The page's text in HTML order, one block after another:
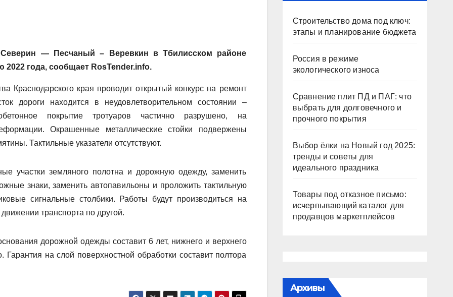
— Песчаный – Веревкин в Тбилисском районе
года, сообщает RosTender.info.
Краснодарского края проводит открытый конкурс на ремонт
дороги находится в неудовлетворительном состоянии –
покрытие тротуаров частично разрушено, на
Окрашенные металлические стойки подвержены
Тактильные указатели отсутствуют.
участки земляного полотна и дорожную одежду, заменить
знаки, заменить автопавильоны и проложить тактильную
сигнальные столбики. Работы будут производиться на
транспорта по другой.
дорожной одежды составит 6 лет, нижнего и верхнего
на слой поверхностной обработки составит полтора
Строительство дома под ключ:
этапы и планирование бюджета
Россия в режиме
экологического износа
Сравнение плит ПД и ПАГ: что
выбрать для долговечного и
прочного покрытия
Выбор ёлки на Новый год 2025:
тренды и советы для
идеального праздника
Товары под отказное письмо:
исчерпывающий каталог для
продавцов маркетплейсов
Архивы